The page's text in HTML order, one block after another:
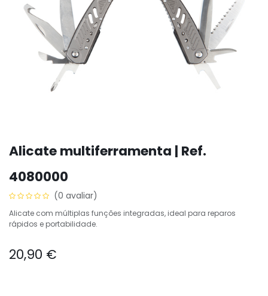
Alicate multiferramenta | Ref.
4080000
(0 avaliar)
Alicate com múltiplas funções integradas, ideal para reparos
rápidos e portabilidade.
20,90 €